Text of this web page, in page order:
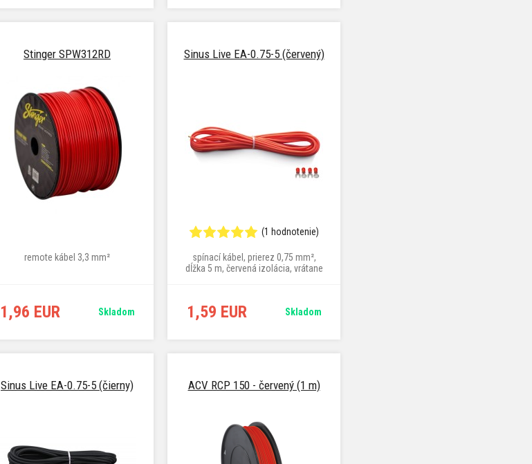
Stinger SPW312RD
remote kábel 3,3 mm²
1,96 EUR Skladom
Sinus Live EA-0.75-5 (červený)
(1 hodnotenie)
spínací kábel, prierez 0,75 mm²,
dĺžka 5 m, červená izolácia, vrátane
1,59 EUR Skladom
Sinus Live EA-0.75-5 (čierny) ACV RCP 150 - červený (1 m)